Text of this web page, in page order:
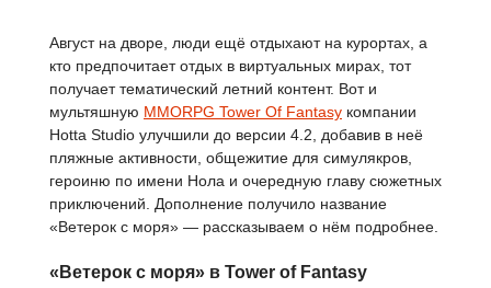
Август на дворе, люди ещё отдыхают на курортах, а
кто предпочитает отдых в виртуальных мирах, тот
получает тематический летний контент. Вот и
мультяшную MMORPG Tower Of Fantasy компании
Hotta Studio улучшили до версии 4.2, добавив в неё
пляжные активности, общежитие для симулякров,
героиню по имени Нола и очередную главу сюжетных
приключений. Дополнение получило название
«Ветерок с моря» — рассказываем о нём подробнее.
«Ветерок с моря» в Tower of Fantasy